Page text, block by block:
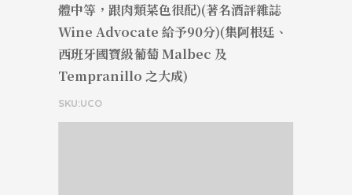
體中等，跟肉類菜色很配)(著名酒評雜誌
Wine Advocate 給予90分)(集阿根廷、
西班牙國寶級葡萄 Malbec 及
Tempranillo 之大成)
SKU:UCO